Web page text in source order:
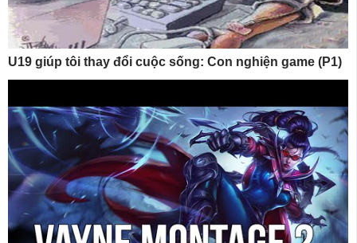
U19 giúp tôi thay đổi cuộc sống: Con nghiện game (P1)